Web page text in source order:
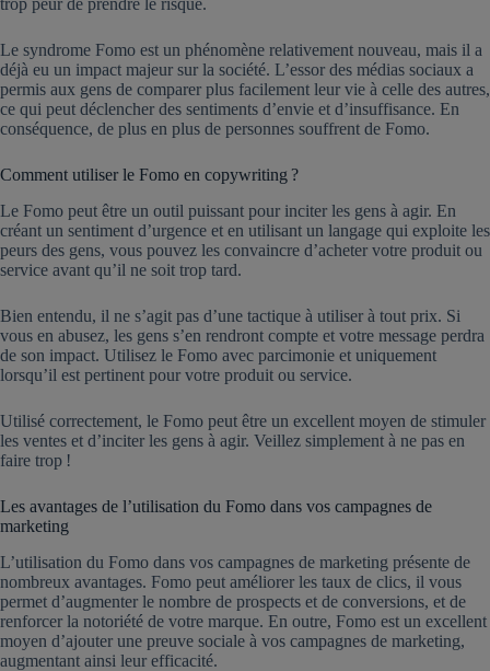
trop peur de prendre le risque.
Le syndrome Fomo est un phénomène relativement nouveau, mais il a
déjà eu un impact majeur sur la société. L’essor des médias sociaux a
permis aux gens de comparer plus facilement leur vie à celle des autres,
ce qui peut déclencher des sentiments d’envie et d’insuffisance. En
conséquence, de plus en plus de personnes souffrent de Fomo.
Comment utiliser le Fomo en copywriting ?
Le Fomo peut être un outil puissant pour inciter les gens à agir. En
créant un sentiment d’urgence et en utilisant un langage qui exploite les
peurs des gens, vous pouvez les convaincre d’acheter votre produit ou
service avant qu’il ne soit trop tard.
Bien entendu, il ne s’agit pas d’une tactique à utiliser à tout prix. Si
vous en abusez, les gens s’en rendront compte et votre message perdra
de son impact. Utilisez le Fomo avec parcimonie et uniquement
lorsqu’il est pertinent pour votre produit ou service.
Utilisé correctement, le Fomo peut être un excellent moyen de stimuler
les ventes et d’inciter les gens à agir. Veillez simplement à ne pas en
faire trop !
Les avantages de l’utilisation du Fomo dans vos campagnes de
marketing
L’utilisation du Fomo dans vos campagnes de marketing présente de
nombreux avantages. Fomo peut améliorer les taux de clics, il vous
permet d’augmenter le nombre de prospects et de conversions, et de
renforcer la notoriété de votre marque. En outre, Fomo est un excellent
moyen d’ajouter une preuve sociale à vos campagnes de marketing,
augmentant ainsi leur efficacité.